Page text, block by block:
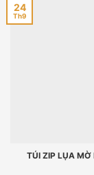
TÚI ZIP LỤA MỜ
24
Th9